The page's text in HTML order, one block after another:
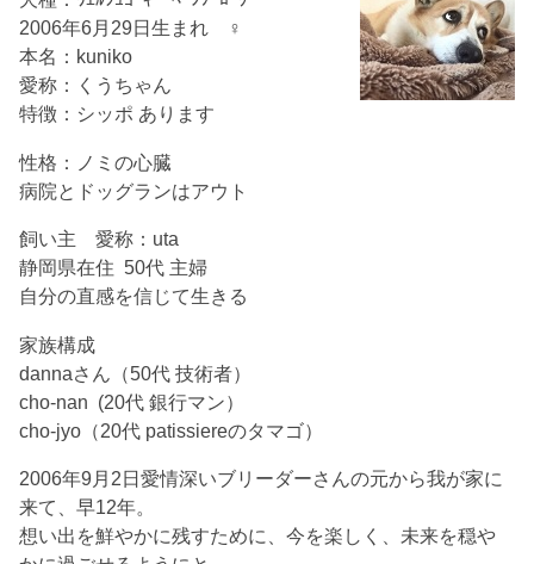
2006年6月29日生まれ ♀
本名：kuniko
愛称：くうちゃん
特徴：シッポ あります
性格：ノミの心臓
病院とドッグランはアウト
飼い主 愛称：uta
静岡県在住 50代 主婦
自分の直感を信じて生きる
家族構成
dannaさん（50代 技術者）
cho-nan (20代 銀行マン）
cho-jyo（20代 patissiereのタマゴ）
2006年9月2日愛情深いブリーダーさんの元から我が家に
来て、早12年。
想い出を鮮やかに残すために、今を楽しく、未来を穏や